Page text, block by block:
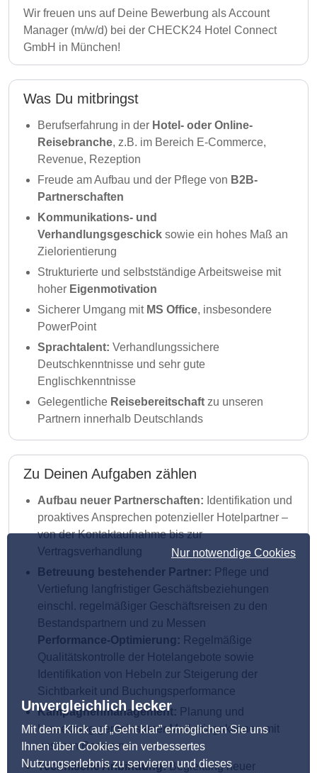
Nur notwendige Cookies
Unvergleichlich lecker
Mit dem Klick auf „Geht klar” ermöglichen Sie uns
Ihnen über Cookies ein verbessertes
Nutzungserlebnis zu servieren und dieses
Wir freuen uns auf Deine Bewerbung als Account
Manager (m/w/d) bei der CHECK24 Hotel Connect
GmbH in München!
Was Du mitbringst
Berufserfahrung in der Hotel- oder Online-
Reisebranche, z.B. im Bereich E-Commerce,
Revenue, Rezeption
Freude am Aufbau und der Pflege von B2B-
Partnerschaften
Kommunikations- und
Verhandlungsgeschick sowie ein hohes Maß an
Zielorientierung
Strukturierte und selbstständige Arbeitsweise mit
hoher Eigenmotivation
Sicherer Umgang mit MS Office, insbesondere
PowerPoint
Sprachtalent: Verhandlungssichere
Deutschkenntnisse und sehr gute
Englischkenntnisse
Gelegentliche Reisebereitschaft zu unseren
Partnern innerhalb Deutschlands
Zu Deinen Aufgaben zählen
Aufbau neuer Partnerschaften: Identifikation und
proaktives Ansprechen potenzieller Hotelpartner –
von der Kontaktaufnahme bis zur
Vertragsverhandlung
Betreuung bestehender Partner: Pflege und
Vertiefung langfristiger Geschäftsbeziehungen
einschl. regelmäßiger Geschäftsreisen zu den
Bestandspartnern und zu Messen
Performance-Optimierung: Regelmäßige
Qualitätskontrolle der Hotelangebote sowie
Identifikation von Hebeln zur Steigerung der
Sichtbarkeit und Buchungsperformance
Kampagnenmanagement: Planung und
Umsetzung gemeinsamer Marketingaktionen mit
unseren Partnern
Technische Anbindung:Begleitung neuer